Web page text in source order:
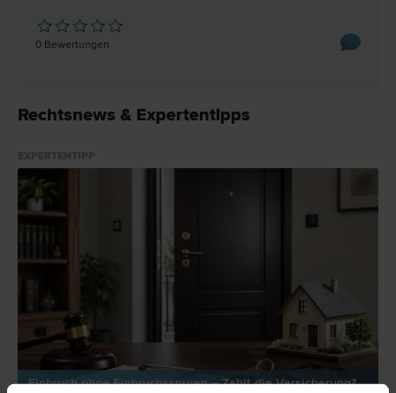
0 Bewertungen
Rechtsnews & Expertentipps
Einbruch ohne Einbruchsspuren – Zahlt die Versicherung?